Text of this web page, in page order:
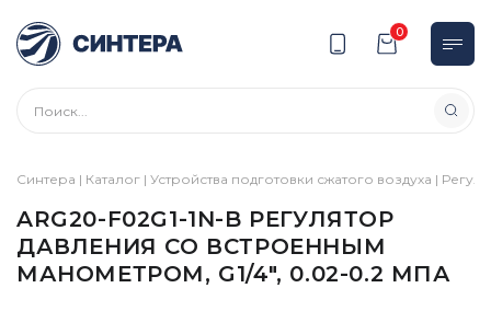
0
Синтера | Каталог | Устройства подготовки сжатого воздуха |
ARG20-F02G1-1N-B РЕГУЛЯТОР
ДАВЛЕНИЯ СО ВСТРОЕННЫМ
МАНОМЕТРОМ, G1/4″, 0.02-0.2 МПА